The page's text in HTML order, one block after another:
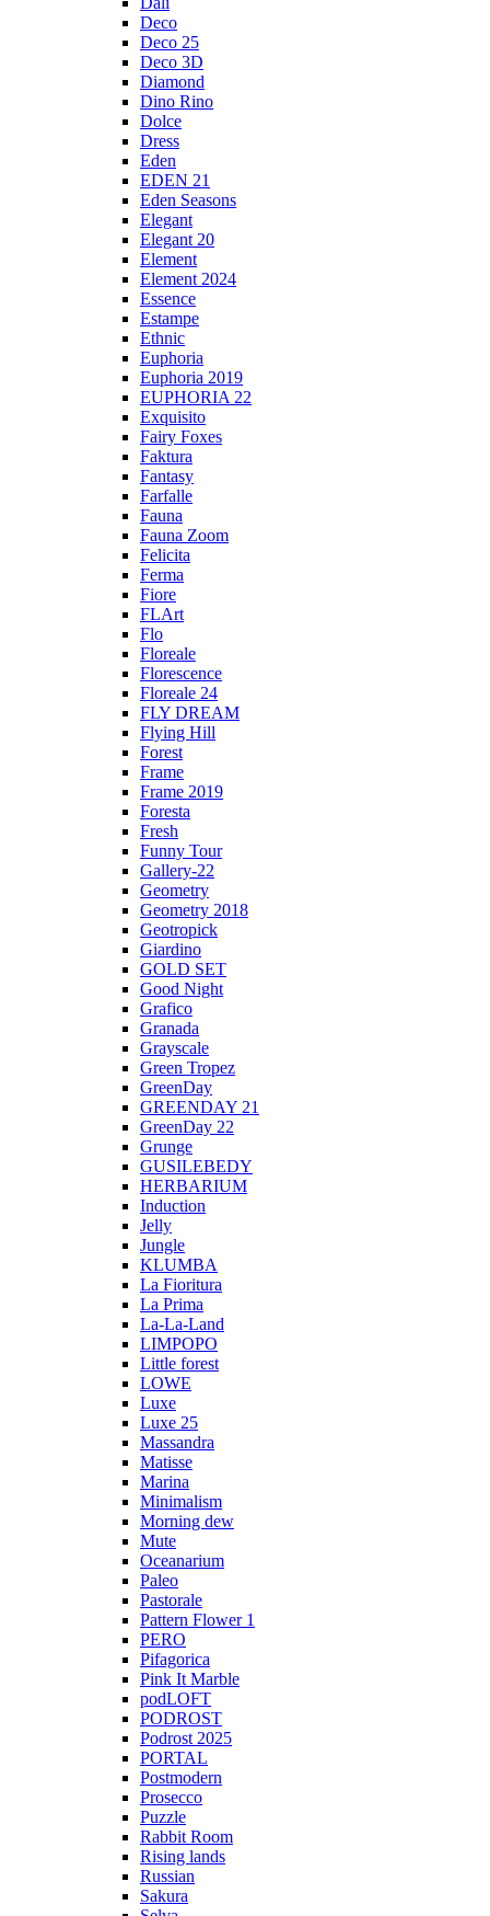
Deco
Deco 25
Deco 3D
Diamond
Dino Rino
Dolce
Dress
Eden
EDEN 21
Eden Seasons
Elegant
Elegant 20
Element
Element 2024
Essence
Estampe
Ethnic
Euphoria
Euphoria 2019
EUPHORIA 22
Exquisito
Fairy Foxes
Faktura
Fantasy
Farfalle
Fauna
Fauna Zoom
Felicita
Ferma
Fiore
FLArt
Flo
Floreale
Florescence
Floreale 24
FLY DREAM
Flying Hill
Forest
Frame
Frame 2019
Foresta
Fresh
Funny Tour
Gallery-22
Geometry
Geometry 2018
Geotropick
Giardino
GOLD SET
Good Night
Grafico
Granada
Grayscale
Green Tropez
GreenDay
GREENDAY 21
GreenDay 22
Grunge
GUSILEBEDY
HERBARIUM
Induction
Jelly
Jungle
KLUMBA
La Fioritura
La Prima
La-La-Land
LIMPOPO
Little forest
LOWE
Luxe
Luxe 25
Massandra
Matisse
Marina
Minimalism
Morning dew
Mute
Oceanarium
Paleo
Pastorale
Pattern Flower 1
PERO
Pifagorica
Pink It Marble
podLOFT
PODROST
Podrost 2025
PORTAL
Postmodern
Prosecco
Puzzle
Rabbit Room
Rising lands
Russian
Sakura